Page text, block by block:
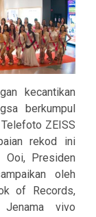
kecantikan
berkumpul
ZEISS
rekod ini
Ooi, Presiden
oleh
of Records,
Jenama vivo